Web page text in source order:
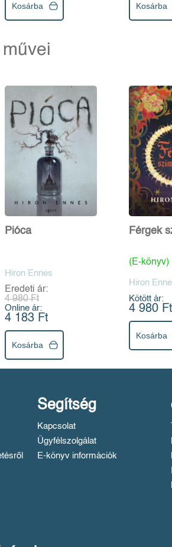
Kosárba Kosárba
Pióca
Hiron Ennes
Eredeti ár:
4 980 Ft
Online ár:
4 183 Ft
Kosárba
Férgek
(E-könyv)
Hiron
Kötött ár:
4 980 Ft
Kosárba
Segítség
Kapcsolat
Ügyfélszolgálat
E-könyv információk